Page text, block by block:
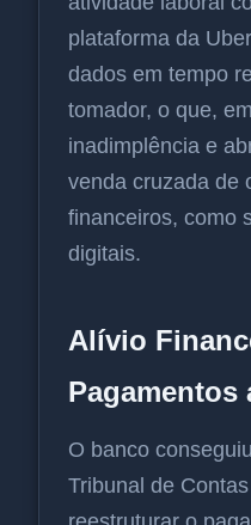
plataforma da
dados em tempo
tomador, o que,
inadimplência e
venda cruzada de
financeiros, como
digitais.
Alívio
Pagamentos
O banco
Tribunal de